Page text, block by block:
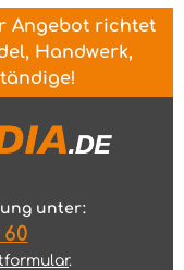
Angebot richtet
Handwerk,
unter:
.